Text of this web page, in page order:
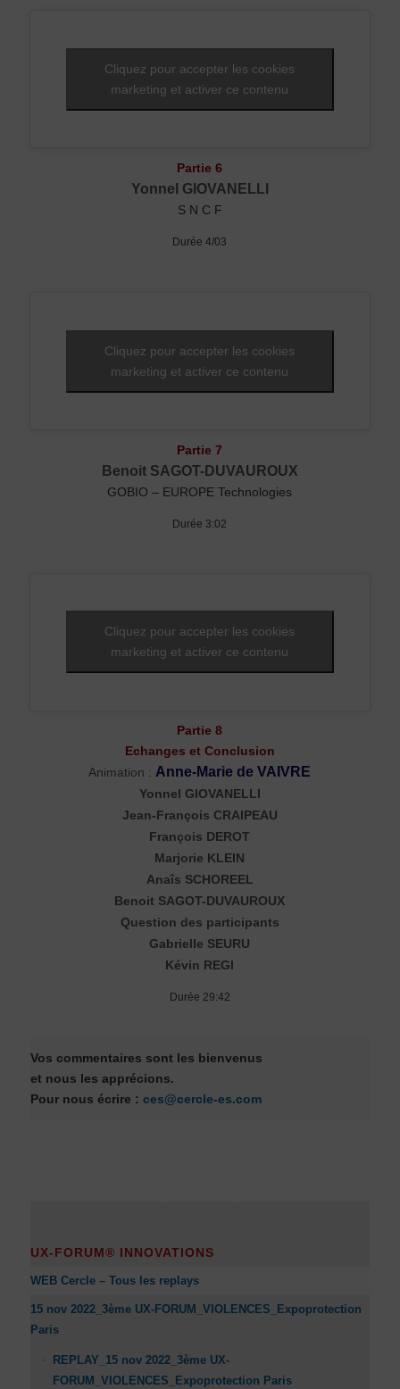
Cliquez pour accepter les cookies
marketing et activer ce contenu
Partie 6
Yonnel GIOVANELLI
S N C F
Durée 4/03
Cliquez pour accepter les cookies
marketing et activer ce contenu
Partie 7
Benoit SAGOT-DUVAUROUX
GOBIO – EUROPE Technologies
Durée 3:02
Cliquez pour accepter les cookies
marketing et activer ce contenu
Partie 8
Echanges et Conclusion
Animation :Anne-Marie de VAIVRE
Yonnel GIOVANELLI
Jean-François CRAIPEAU
François DEROT
Marjorie KLEIN
Anaîs SCHOREEL
Benoit SAGOT-DUVAUROUX
Question des participants
Gabrielle SEURU
Kévin REGI
Durée 29:42
Vos commentaires sont les bienvenus
et nous les apprécions.
Pour nous écrire : ces@cercle-es.com
UX-FORUM® INNOVATIONS
WEB Cercle – Tous les replays
15 nov 2022_3ème UX-FORUM_VIOLENCES_Expoprotection
Paris
REPLAY_15 nov 2022_3ème UX-
FORUM_VIOLENCES_Expoprotection Paris